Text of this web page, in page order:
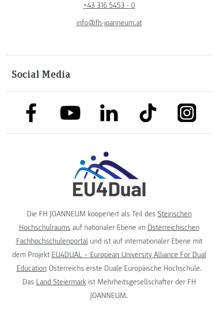
+43 316 5453 - 0
info@fh-joanneum.at
Social Media
link to facebooklink to youtubelink to linkedinlink to tiktok link to
Die FH JOANNEUM kooperiert als Teil des Steirischen
Hochschulraums auf nationaler Ebene im Österreichischen
Fachhochschulenportalund ist auf internationaler Ebene mit
dem Projekt EU4DUAL – European University Alliance For Dual
Education Österreichs erste Duale Europäische Hochschule.
Das Land Steiermarkist Mehrheitsgesellschafter der FH
JOANNEUM.